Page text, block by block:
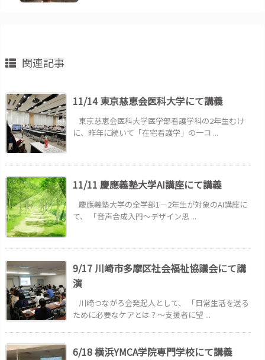
関連記事
11/14 東京慈恵会医科大学にて講義
東京慈恵会医科大学医学部看護学科の2年生むけ
に、昨年に続いて「在宅看護学」の一コ ...
11/11 慶應義塾大学AI講座にて講義
慶應義塾大学の全学部1－2年生が対象のAI講座に
て、 「音声合成入門～デザイン思 ...
9/17 川崎市多摩区社会福祉協議会にて講
演
川崎つながろ会発起人として、 「日常生活を送る
ために必要なケアとは？～支援者に望 ...
6/18 横浜YMCA学院専門学校にて講義